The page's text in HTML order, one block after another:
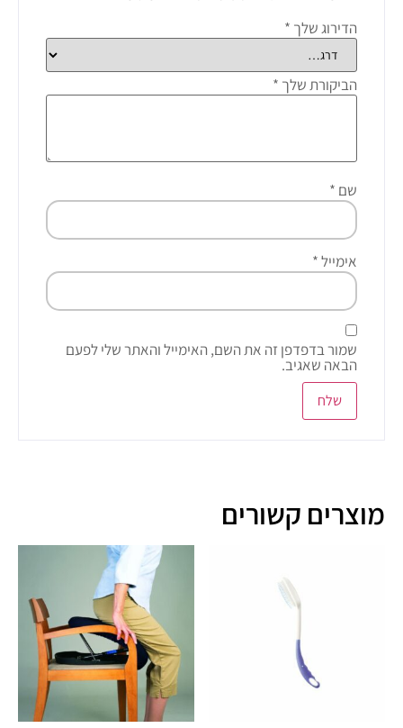
הדירוג שלך *
הביקורת שלך *
שם *
אימייל*
שמור בדפדפן זה את השם, האימייל והאתר שלי לפעם
הבאה שאגיב.
מוצרים קשורים